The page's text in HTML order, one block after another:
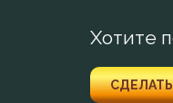
ПривычкиХотите